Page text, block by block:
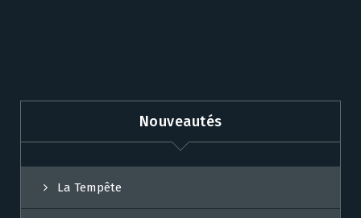
Nouveautés
La Tempête